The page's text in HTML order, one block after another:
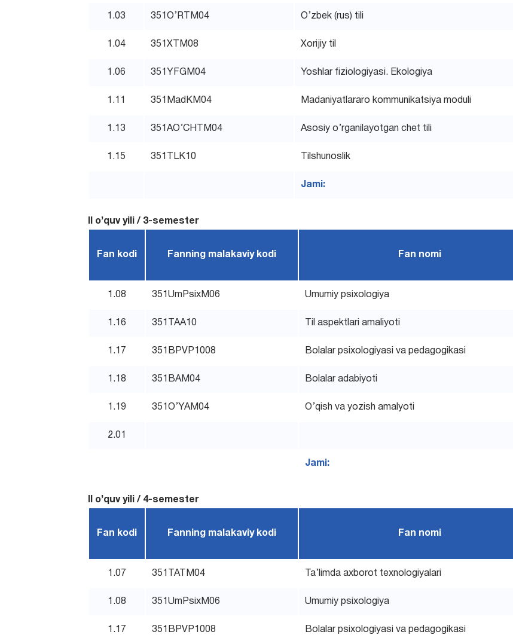
1.03 351O’RTM04 O’zbek (rus) tili
1.04 351XTM08 Xorijiy til
1.06 351YFGM04 Yoshlar fiziologiyasi. Ekologiya
1.11 351MadKM04 Madaniyatlararo kommunikatsiya moduli
1.13 351AO’CHTM04 Asosiy o’rganilayotgan chet tili
1.15 351TLK10 Tilshunoslik
Jami:
II o’quv yili / 3-semester
Fan kodi Fanning malakaviy kodi Fan nomi
1.08 351UmPsixM06 Umumiy psixologiya
1.16 351TAA10 Til aspektlari amaliyoti
1.17 351BPVP1008 Bolalar psixologiyasi va pedagogikasi
1.18 351BAM04 Bolalar adabiyoti
1.19 351O’YAM04 O’qish va yozish amalyoti
2.01
Jami:
II o’quv yili / 4-semester
Fan kodi Fanning malakaviy kodi Fan nomi
1.07 351TATM04 Ta’limda axborot texnologiyalari
1.08 351UmPsixM06 Umumiy psixologiya
1.17 351BPVP1008 Bolalar psixologiyasi va pedagogikasi